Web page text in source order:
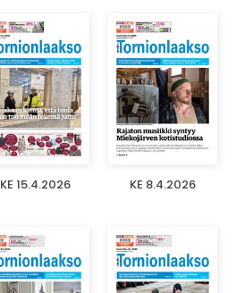
KE 15.4.2026 KE 8.4.2026